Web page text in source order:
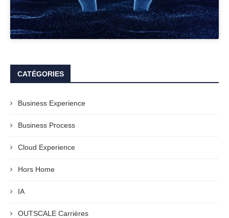
CATÉGORIES
Business Experience
Business Process
Cloud Experience
Hors Home
IA
OUTSCALE Carrières